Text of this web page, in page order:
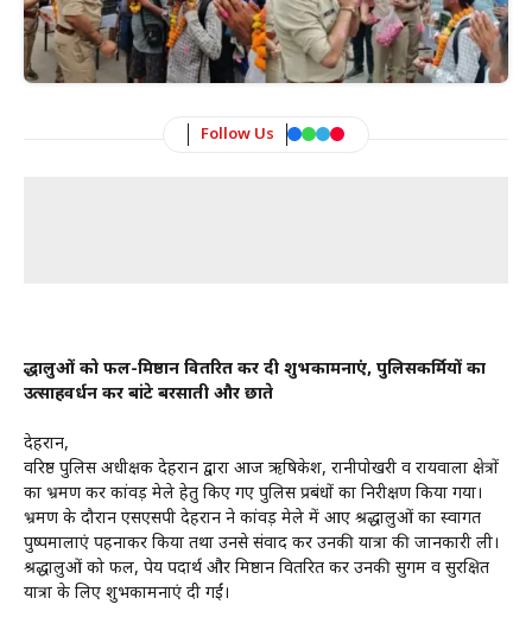
Follow Us
श्रद्धालुओं को फल-मिष्ठान वितरित कर दी शुभकामनाएं, पुलिसकर्मियों का
उत्साहवर्धन कर बांटे बरसाती और छाते
देहरादून,
वरिष्ठ पुलिस अधीक्षक देहरादून द्वारा आज ऋषिकेश, रानीपोखरी व रायवाला क्षेत्रों
का भ्रमण कर कांवड़ मेले हेतु किए गए पुलिस प्रबंधों का निरीक्षण किया गया।
भ्रमण के दौरान एसएसपी देहरादून ने कांवड़ मेले में आए श्रद्धालुओं का स्वागत
पुष्पमालाएं पहनाकर किया तथा उनसे संवाद कर उनकी यात्रा की जानकारी ली।
श्रद्धालुओं को फल, पेय पदार्थ और मिष्ठान वितरित कर उनकी सुगम व सुरक्षित
यात्रा के लिए शुभकामनाएं दी गईं।